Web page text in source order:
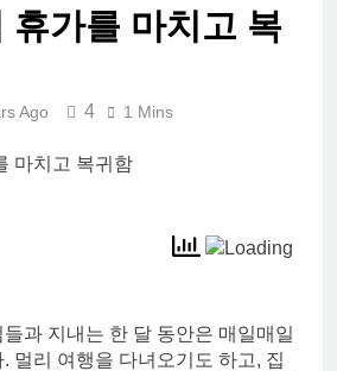
분에 만난 사람
들
2 Weeks Ago
만난 날
3 Weeks Ago
휴가를 마치고 복
Ago 4 1 Mins
과 지내는 한 달 동안은 매일매일
멀리 여행을 다녀오기도 하고, 집